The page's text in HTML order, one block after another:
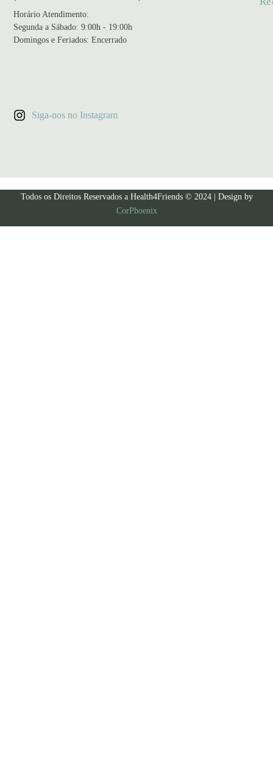
Horário Atendimento:
Segunda a Sábado: 9:00h - 19:00h
Domingos e Feriados: Encerrado
Siga-nos no Instagram
Todos os Direitos Reservados a Health4Friends © 2024 | Design by
CorPhoenix